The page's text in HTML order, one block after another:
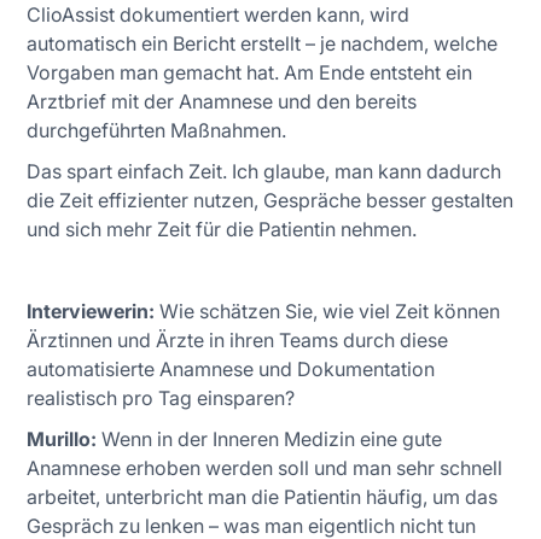
ClioAssist dokumentiert werden kann, wird
automatisch ein Bericht erstellt – je nachdem, welche
Vorgaben man gemacht hat. Am Ende entsteht ein
Arztbrief mit der Anamnese und den bereits
durchgeführten Maßnahmen.
Das spart einfach Zeit. Ich glaube, man kann dadurch
die Zeit effizienter nutzen, Gespräche besser gestalten
und sich mehr Zeit für die Patientin nehmen.
Interviewerin: Wie schätzen Sie, wie viel Zeit können
Ärztinnen und Ärzte in ihren Teams durch diese
automatisierte Anamnese und Dokumentation
realistisch pro Tag einsparen?
Murillo: Wenn in der Inneren Medizin eine gute
Anamnese erhoben werden soll und man sehr schnell
arbeitet, unterbricht man die Patientin häufig, um das
Gespräch zu lenken – was man eigentlich nicht tun